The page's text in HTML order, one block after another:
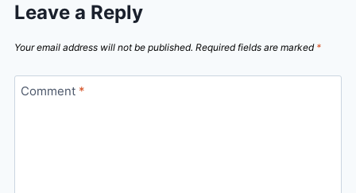
Leave a Reply
Your email address will not be published. Required fields are marked *
Comment *